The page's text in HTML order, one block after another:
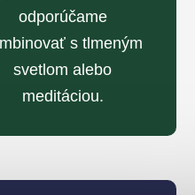
odporúčame
s tlmeným
svetlom alebo
meditáciou.